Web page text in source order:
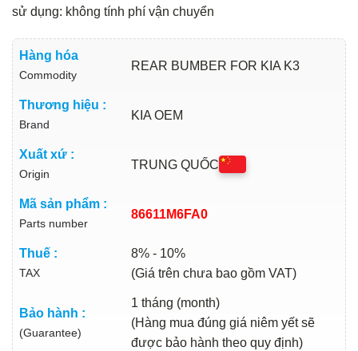
sử dụng: không tính phí vận chuyển
Hàng hóa
Commodity
REAR BUMBER FOR KIA K3
Thương hiệu :
Brand
KIA OEM
Xuất xứ :
Origin
TRUNG QUỐC
Mã sản phẩm :
Parts number
86611M6FA0
Thuế :
TAX
8% - 10%
(Giá trên chưa bao gồm VAT)
Bảo hành :
(Guarantee)
1 tháng (month)
(Hàng mua đúng giá niêm yết sẽ
được bảo hành theo quy định)